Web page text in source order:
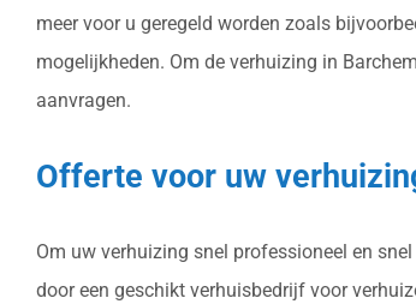
meer voor u geregeld worden zoals
mogelijkheden. Om de verhuizing in
aanvragen.
Offerte voor uw
Om uw verhuizing snel professioneel en
door een geschikt verhuisbedrijf voor